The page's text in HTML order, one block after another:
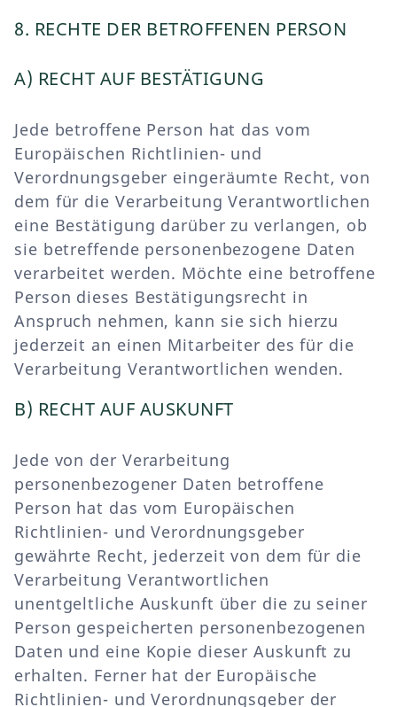
8. RECHTE DER BETROFFENEN PERSON
A) RECHT AUF BESTÄTIGUNG
Jede betroffene Person hat das vom
Europäischen Richtlinien- und
Verordnungsgeber eingeräumte Recht, von
dem für die Verarbeitung Verantwortlichen
eine Bestätigung darüber zu verlangen, ob
sie betreffende personenbezogene Daten
verarbeitet werden. Möchte eine betroffene
Person dieses Bestätigungsrecht in
Anspruch nehmen, kann sie sich hierzu
jederzeit an einen Mitarbeiter des für die
Verarbeitung Verantwortlichen wenden.
B) RECHT AUF AUSKUNFT
Jede von der Verarbeitung
personenbezogener Daten betroffene
Person hat das vom Europäischen
Richtlinien- und Verordnungsgeber
gewährte Recht, jederzeit von dem für die
Verarbeitung Verantwortlichen
unentgeltliche Auskunft über die zu seiner
Person gespeicherten personenbezogenen
Daten und eine Kopie dieser Auskunft zu
erhalten. Ferner hat der Europäische
Richtlinien- und Verordnungsgeber der